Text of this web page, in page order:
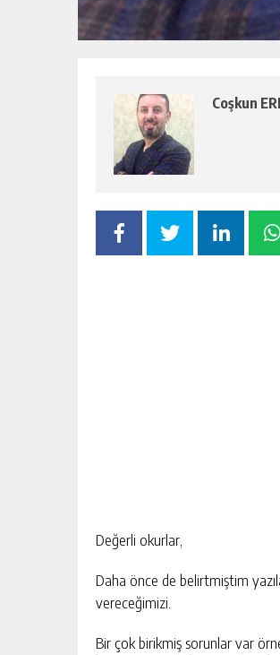
Coşkun
Değerli okurlar,
Daha önce de belirtmiştim
vereceğimizi.
Bir çok birikmiş sorunlar var